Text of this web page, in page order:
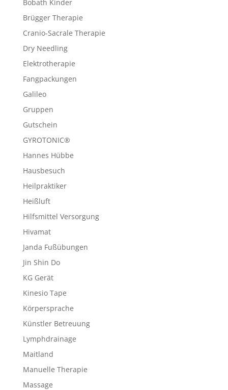
Bobath Kinder
Brügger Therapie
Cranio-Sacrale Therapie
Dry Needling
Elektrotherapie
Fangpackungen
Galileo
Gruppen
Gutschein
GYROTONIC®
Hannes Hübbe
Hausbesuch
Heilpraktiker
Heißluft
Hilfsmittel Versorgung
Hivamat
Janda Fußübungen
Jin Shin Do
KG Gerät
Kinesio Tape
Körpersprache
Künstler Betreuung
Lymphdrainage
Maitland
Manuelle Therapie
Massage